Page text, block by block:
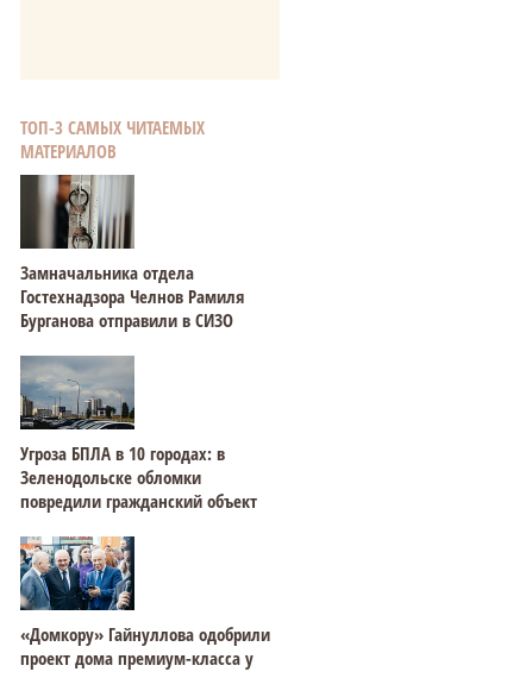
ТОП-3 САМЫХ ЧИТАЕМЫХ
МАТЕРИАЛОВ
Замначальника отдела
Гостехнадзора Челнов Рамиля
Бурганова отправили в СИЗО
Угроза БПЛА в 10 городах: в
Зеленодольске обломки
повредили гражданский объект
«Домкору» Гайнуллова одобрили
проект дома премиум-класса у